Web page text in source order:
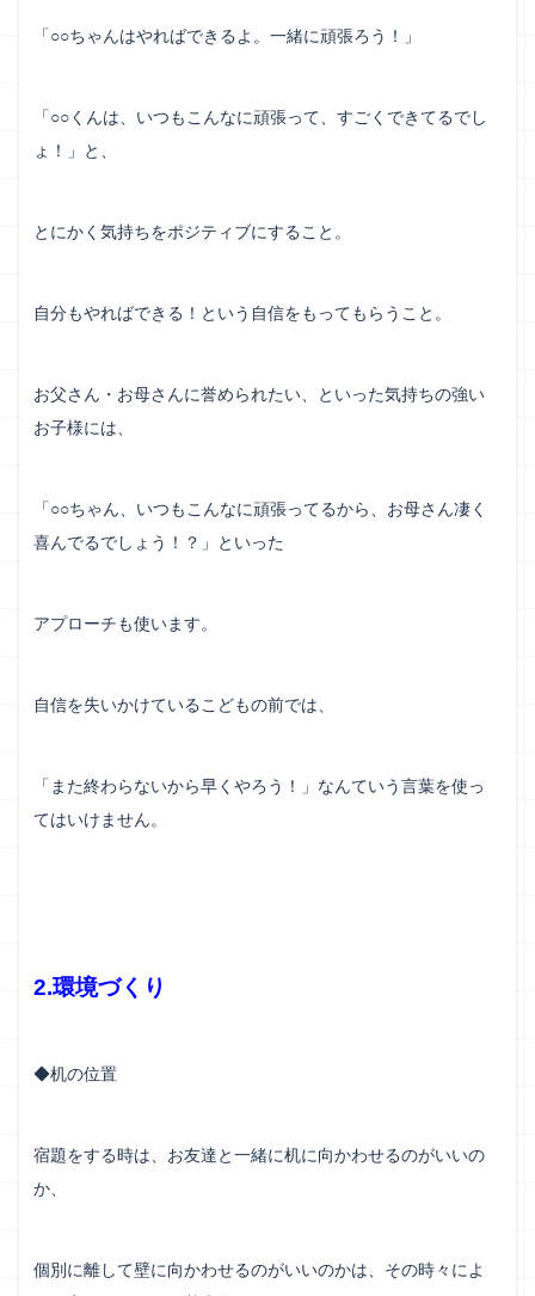
「○○ちゃんはやればできるよ。一緒に頑張ろう！」
「○○くんは、いつもこんなに頑張って、すごくできてるでし
ょ！」と、
とにかく気持ちをポジティブにすること。
自分もやればできる！という自信をもってもらうこと。
お父さん・お母さんに誉められたい、といった気持ちの強い
お子様には、
「○○ちゃん、いつもこんなに頑張ってるから、お母さん凄く
喜んでるでしょう！？」といった
アプローチも使います。
自信を失いかけているこどもの前では、
「また終わらないから早くやろう！」なんていう言葉を使っ
てはいけません。
2.環境づくり
◆机の位置
宿題をする時は、お友達と一緒に机に向かわせるのがいいの
か、
個別に離して壁に向かわせるのがいいのかは、その時々によ